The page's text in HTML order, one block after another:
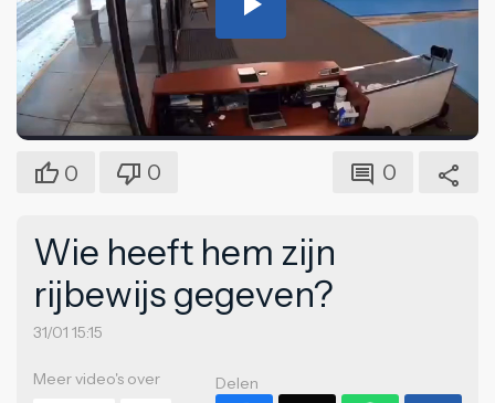
Play
Video
0 0 0
Wie heeft hem zijn
rijbewijs gegeven?
31/01 15:15
Meer video's over
Delen